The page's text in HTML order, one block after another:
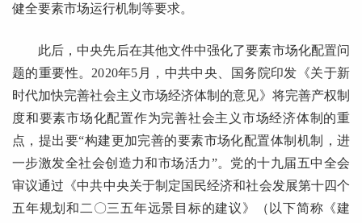
健全要素市场运行机制 等要求。
此后，中央先后在其他文件中强化了要素市场化配置问
题的重要性。2020年5月，中共中央、国务院印发《关于新
时代加快完善社会主义市场经济体制的意见》将完善产权制
度和要素市场化配置作为完善社会主义市场经济体制的重
点，提出要“构建更加完善的要素市场化配置体制机制，进
一步激发全社会创造力和市场活力”。党的十九届五中全会
审议通过《中共中央关于制定国民经济和社会发展第十四个
五年规划和二〇三五年远景目标的建议》（以下简称《建